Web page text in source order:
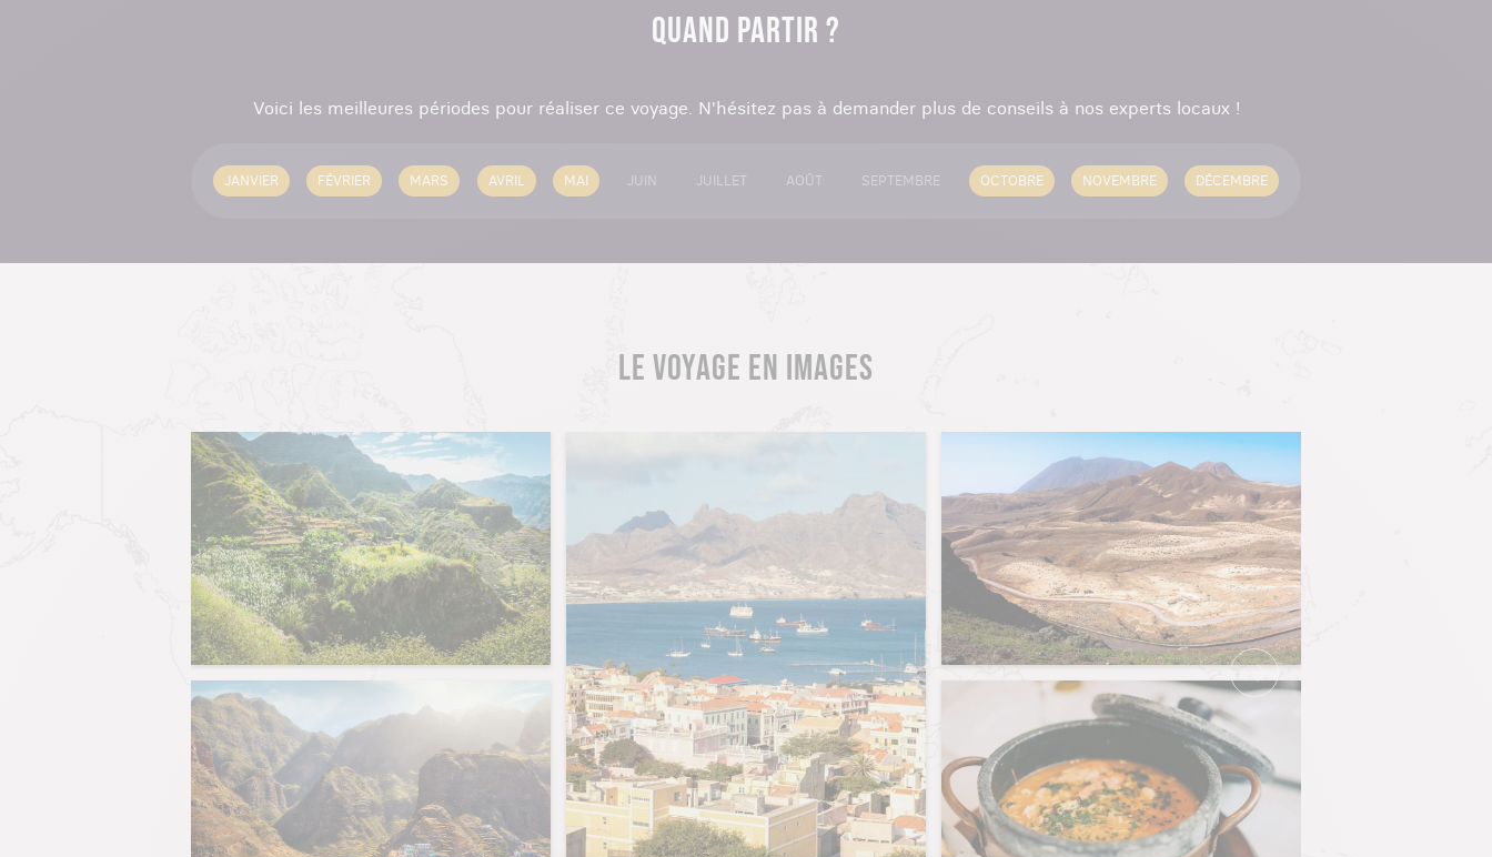
QUAND PARTIR ?
Voici les meilleures périodes pour réaliser ce voyage. N'hésitez pas à demander plus de conseils à nos experts locaux !
JANVIER FÉVRIER MARS AVRIL MAI JUIN JUILLET AOÛT SEPTEMBRE OCTOBRE NOVEMBRE DÉCEMBRE
LE VOYAGE EN IMAGES